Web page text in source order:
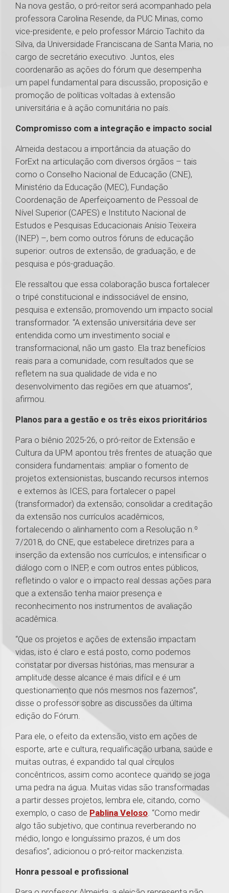
Na nova gestão, o pró-reitor será acompanhado pela
professora Carolina Resende, da PUC Minas, como
vice-presidente, e pelo professor Márcio Tachito da
Silva, da Universidade Franciscana de Santa Maria, no
cargo de secretário executivo. Juntos, eles
coordenarão as ações do fórum que desempenha
um papel fundamental para discussão, proposição e
promoção de políticas voltadas à extensão
universitária e à ação comunitária no país.
Compromisso com a integração e impacto social
Almeida destacou a importância da atuação do
ForExt na articulação com diversos órgãos – tais
como o Conselho Nacional de Educação (CNE),
Ministério da Educação (MEC), Fundação
Coordenação de Aperfeiçoamento de Pessoal de
Nível Superior (CAPES) e Instituto Nacional de
Estudos e Pesquisas Educacionais Anísio Teixeira
(INEP) –, bem como outros fóruns de educação
superior: outros de extensão, de graduação, e de
pesquisa e pós-graduação.
Ele ressaltou que essa colaboração busca fortalecer
o tripé constitucional e indissociável de ensino,
pesquisa e extensão, promovendo um impacto social
transformador. “A extensão universitária deve ser
entendida como um investimento social e
transformacional, não um gasto. Ela traz benefícios
reais para a comunidade, com resultados que se
refletem na sua qualidade de vida e no
desenvolvimento das regiões em que atuamos”,
afirmou.
Planos para a gestão e os três eixos prioritários
Para o biênio 2025-26, o pró-reitor de Extensão e
Cultura da UPM apontou três frentes de atuação que
considera fundamentais: ampliar o fomento de
projetos extensionistas, buscando recursos internos
e externos às ICES, para fortalecer o papel
(transformador) da extensão; consolidar a creditação
da extensão nos currículos acadêmicos,
fortalecendo o alinhamento com a Resolução n.º
7/2018, do CNE, que estabelece diretrizes para a
inserção da extensão nos currículos; e intensificar o
diálogo com o INEP, e com outros entes públicos,
refletindo o valor e o impacto real dessas ações para
que a extensão tenha maior presença e
reconhecimento nos instrumentos de avaliação
acadêmica.
“Que os projetos e ações de extensão impactam
vidas, isto é claro e está posto, como podemos
constatar por diversas histórias, mas mensurar a
amplitude desse alcance é mais difícil e é um
questionamento que nós mesmos nos fazemos”,
disse o professor sobre as discussões da última
edição do Fórum.
Para ele, o efeito da extensão, visto em ações de
esporte, arte e cultura, requalificação urbana, saúde e
muitas outras, é expandido tal qual círculos
concêntricos, assim como acontece quando se joga
uma pedra na água. Muitas vidas são transformadas
a partir desses projetos, lembra ele, citando, como
exemplo, o caso de Pablina Veloso. “Como medir
algo tão subjetivo, que continua reverberando no
médio, longo e longuíssimo prazos, é um dos
desafios”, adicionou o pró-reitor mackenzista.
Honra pessoal e profissional